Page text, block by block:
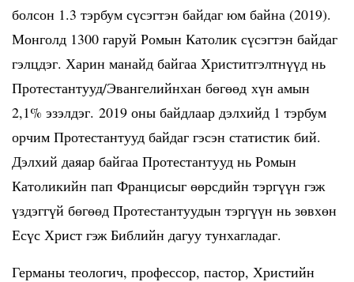
болсон 1.3 тэрбум сүсэгтэн байдаг юм байна (2019).
Монголд 1300 гаруй Ромын Католик сүсэгтэн байдаг
гэлцдэг. Харин манайд байгаа Христитгэлтнүүд нь
Протестантууд/Эвангелийнхан бөгөөд хүн амын
2,1% эзэлдэг. 2019 оны байдлаар дэлхийд 1 тэрбум
орчим Протестантууд байдаг гэсэн статистик бий.
Дэлхий даяар байгаа Протестантууд нь Ромын
Католикийн пап Францисыг өөрсдийн тэргүүн гэж
үздэггүй бөгөөд Протестантуудын тэргүүн нь зөвхөн
Есүс Христ гэж Библийн дагуу тунхагладаг.
Германы теологич, профессор, пастор, Христийн